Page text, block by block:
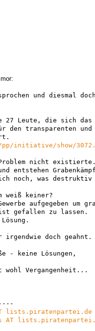
und diesmal
27 Leute, die sich das
den transparenten und
initiative/show/
nicht
entstehen
ich noch, was
weiß keiner?
aufgegeben um
gefallen zu lassen.
doch geahnt.
- keine Lösungen,
Vergangenheit...
lists.piratenpartei.de
AT